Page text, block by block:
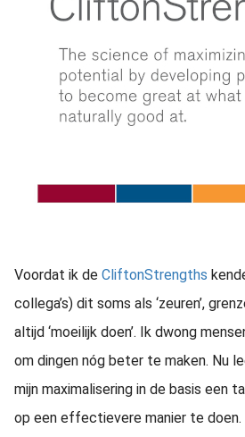
Voordat ik de CliftonStrengths
collega’s) dit soms als ‘zeuren’,
altijd ‘moeilijk doen’. Ik dwong
om dingen nóg beter te maken. Nu
mijn maximalisering in de basis een
op een effectievere manier te doen.